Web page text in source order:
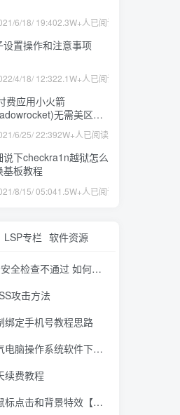
6/18/ 19:402.3W+人已阅读
设置操作和注意事项
4/18/ 12:322.1W+人已阅读
费应用小火箭
无需美区苹
下载安装教程
6/25/ 22:392W+人已阅读
说下checkra1n越狱怎么
基板教程
8/15/ 05:041.5W+人已阅读
LSP专栏 软件资源
过 如何下载不通过安全检查的文件
攻击方法
绑定手机号教程思路
作系统软件下载网站模板
续费教程
击和背景特效【美化】